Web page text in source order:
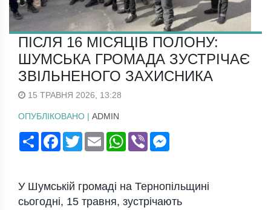
ПІСЛЯ 16 МІСЯЦІВ ПОЛОНУ:
ШУМСЬКА ГРОМАДА ЗУСТРІЧАЄ
ЗВІЛЬНЕНОГО ЗАХИСНИКА
15 ТРАВНЯ 2026, 13:28
ОПУБЛІКОВАНО | ADMIN
ПоширитиFacebook
TwitterEmail WhatsApp
Viber
У Шумській громаді на Тернопільщині
сьогодні, 15 травня, зустрічають